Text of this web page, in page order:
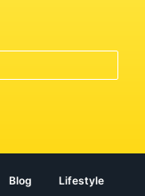
Blog Lifestyle